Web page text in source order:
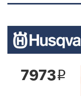
7973i